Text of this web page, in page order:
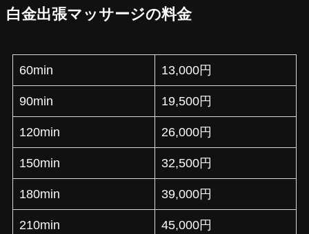
白金出張マッサージの料金
60min 13,000円
90min 19,500円
120min 26,000円
150min 32,500円
180min 39,000円
210min 45,000円